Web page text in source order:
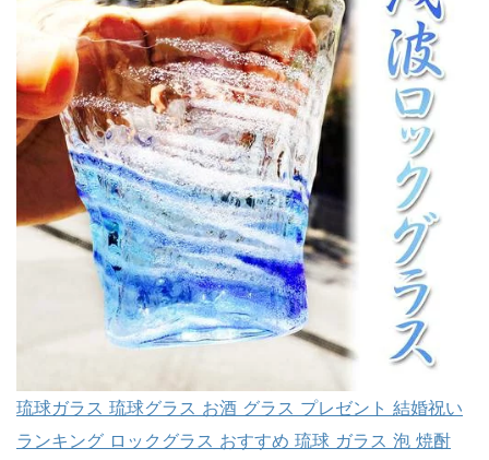
琉球ガラス 琉球グラス お酒 グラス プレゼント 結婚祝い
ランキング ロックグラス おすすめ 琉球 ガラス 泡 焼酎